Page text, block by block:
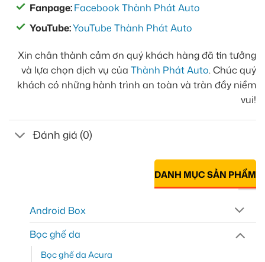
Fanpage:Facebook Thành Phát Auto
YouTube:YouTube Thành Phát Auto
Xin chân thành cảm ơn quý khách hàng đã tin tưởng
và lựa chọn dịch vụ của Thành Phát Auto. Chúc quý
khách có những hành trình an toàn và tràn đầy niềm
vui!
Đánh giá (0)
DANH MỤC SẢN PHẨM
Android Box
Bọc ghế da
Bọc ghế da Acura